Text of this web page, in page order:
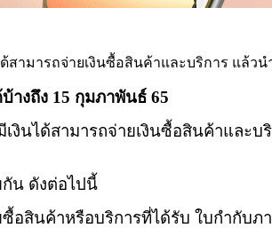
สามารถจ่ายเงินซื้อสินค้าและบริการ แล้
างถึง 15 กุมภาพันธ์ 65
งินได้สามารถจ่ายเงินซื้อสินค้าและ
กัน ดังต่อไปนี้
อสินค้าหรือบริการที่ได้รับ ใบกำกับ